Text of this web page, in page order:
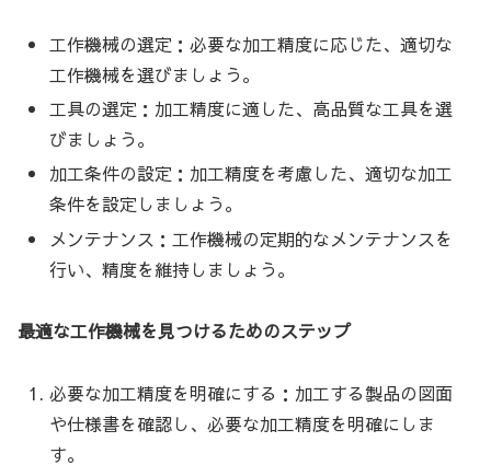
工作機械の選定：必要な加工精度に応じた、適切な
工作機械を選びましょう。
工具の選定：加工精度に適した、高品質な工具を選
びましょう。
加工条件の設定：加工精度を考慮した、適切な加工
条件を設定しましょう。
メンテナンス：工作機械の定期的なメンテナンスを
行い、精度を維持しましょう。
最適な工作機械を見つけるためのステップ
必要な加工精度を明確にする：加工する製品の図面
や仕様書を確認し、必要な加工精度を明確にしま
す。